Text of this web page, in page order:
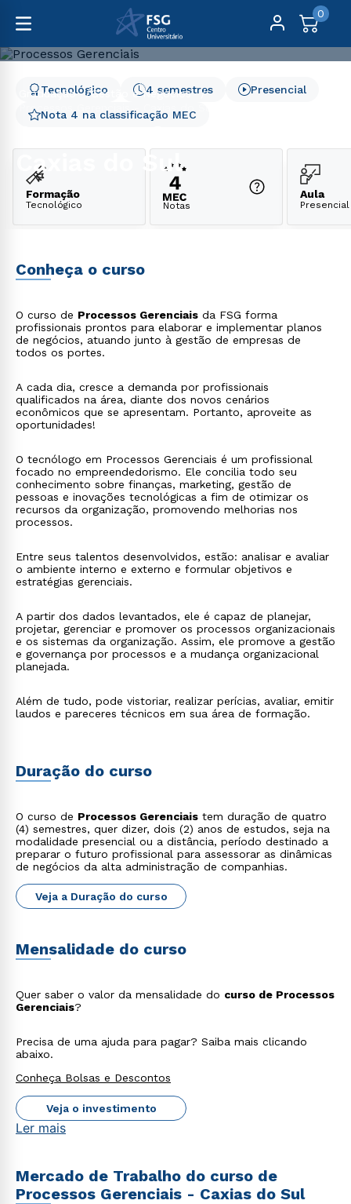
0
Graduação
Gestão e Negócios
Processos Gerenciais - Caxias do Sul
Caxias do Sul
Nota 4 na classificação MEC
4 semestres
Tecnológico Presencial
Formação
Tecnológico Notas
Aula
Presencial
Conheça o curso
O curso de Processos Gerenciais da FSG forma
profissionais prontos para elaborar e implementar planos
de negócios, atuando junto à gestão de empresas de
todos os portes.
A cada dia, cresce a demanda por profissionais
qualificados na área, diante dos novos cenários
econômicos que se apresentam. Portanto, aproveite as
oportunidades!
O tecnólogo em Processos Gerenciais é um profissional
focado no empreendedorismo. Ele concilia todo seu
conhecimento sobre finanças, marketing, gestão de
pessoas e inovações tecnológicas a fim de otimizar os
recursos da organização, promovendo melhorias nos
processos.
Entre seus talentos desenvolvidos, estão: analisar e avaliar
o ambiente interno e externo e formular objetivos e
estratégias gerenciais.
A partir dos dados levantados, ele é capaz de planejar,
projetar, gerenciar e promover os processos organizacionais
e os sistemas da organização. Assim, ele promove a gestão
e governança por processos e a mudança organizacional
planejada.
Além de tudo, pode vistoriar, realizar perícias, avaliar, emitir
laudos e pareceres técnicos em sua área de formação.
Duração do curso
O curso de Processos Gerenciais tem duração de quatro
(4) semestres, quer dizer, dois (2) anos de estudos, seja na
modalidade presencial ou a distância, período destinado a
preparar o futuro profissional para assessorar as dinâmicas
de negócios da alta administração de companhias.
Veja a Duração do curso
Mensalidade do curso
Quer saber o valor da mensalidade do curso de Processos
Gerenciais?
Precisa de uma ajuda para pagar? Saiba mais clicando
abaixo.
Conheça Bolsas e Descontos
Veja o investimento
Ler mais
Mercado de Trabalho do curso de
Processos Gerenciais - Caxias do Sul